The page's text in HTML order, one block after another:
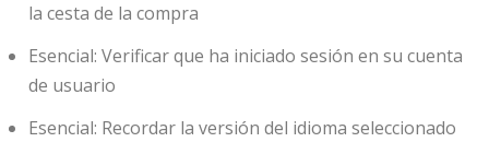
la cesta de la compra
Esencial: Verificar que ha iniciado sesión en su cuenta
de usuario
Esencial: Recordar la versión del idioma seleccionado